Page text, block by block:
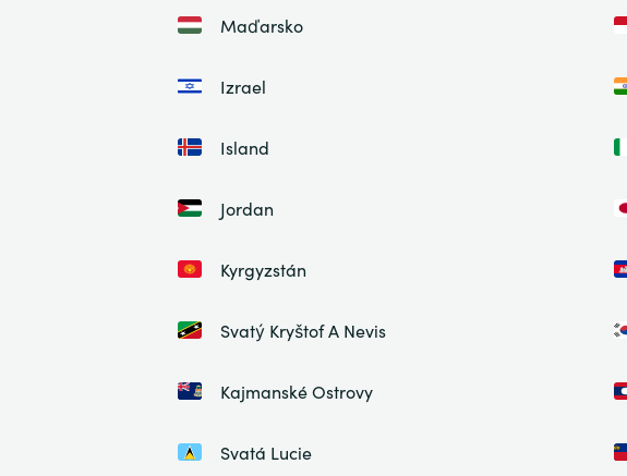
Maďarsko
Izrael
Island
Jordan
Kyrgyzstán
Svatý Kryštof A Nevis
Kajmanské Ostrovy
Svatá Lucie